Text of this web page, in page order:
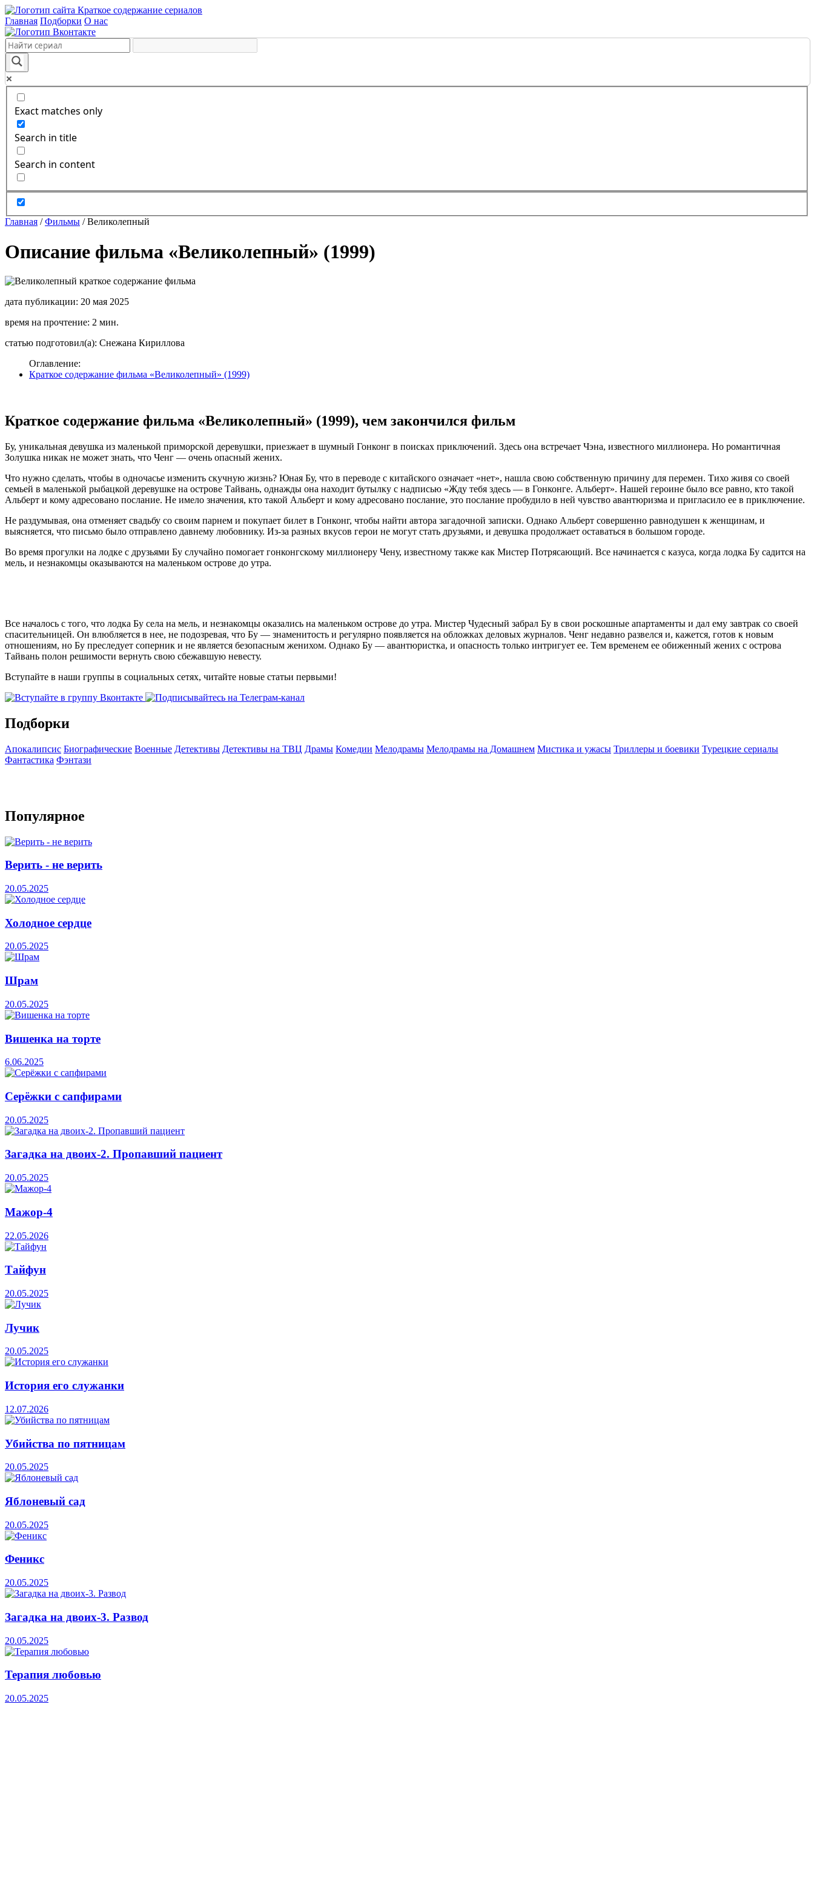
Краткое содержание сериалов
Главная Подборки О нас
Exact matches only
Search in title
Search in content
Главная /Фильмы /Великолепный
Описание фильма «Великолепный» (1999)
дата публикации: 20 мая 2025
время на прочтение: 2 мин.
статью подготовил(а): Снежана Кириллова
Оглавление:
Краткое содержание фильма «Великолепный» (1999)
Краткое содержание фильма «Великолепный» (1999), чем закончился фильм
Бу, уникальная девушка из маленькой приморской деревушки, приезжает в шумный Гонконг в поисках приключений. Здесь она встречает Чэна, известного миллионера. Но романтичная
Золушка никак не может знать, что Ченг — очень опасный жених.
Что нужно сделать, чтобы в одночасье изменить скучную жизнь? Юная Бу, что в переводе с китайского означает «нет», нашла свою собственную причину для перемен. Тихо живя со своей
семьей в маленькой рыбацкой деревушке на острове Тайвань, однажды она находит бутылку с надписью «Жду тебя здесь — в Гонконге. Альберт». Нашей героине было все равно, кто такой
Альберт и кому адресовано послание. Не имело значения, кто такой Альберт и кому адресовано послание, это послание пробудило в ней чувство авантюризма и пригласило ее в приключение.
Не раздумывая, она отменяет свадьбу со своим парнем и покупает билет в Гонконг, чтобы найти автора загадочной записки. Однако Альберт совершенно равнодушен к женщинам, и
выясняется, что письмо было отправлено давнему любовнику. Из-за разных вкусов герои не могут стать друзьями, и девушка продолжает оставаться в большом городе.
Во время прогулки на лодке с друзьями Бу случайно помогает гонконгскому миллионеру Чену, известному также как Мистер Потрясающий. Все начинается с казуса, когда лодка Бу садится на
мель, и незнакомцы оказываются на маленьком острове до утра.
Все началось с того, что лодка Бу села на мель, и незнакомцы оказались на маленьком острове до утра. Мистер Чудесный забрал Бу в свои роскошные апартаменты и дал ему завтрак со своей
спасительницей. Он влюбляется в нее, не подозревая, что Бу — знаменитость и регулярно появляется на обложках деловых журналов. Ченг недавно развелся и, кажется, готов к новым
отношениям, но Бу преследует соперник и не является безопасным женихом. Однако Бу — авантюристка, и опасность только интригует ее. Тем временем ее обиженный жених с острова
Тайвань полон решимости вернуть свою сбежавшую невесту.
Вступайте в наши группы в социальных сетях, читайте новые статьи первыми!
Подборки
Апокалипсис Биографические Военные Детективы Детективы на ТВЦ Драмы Комедии Мелодрамы Мелодрамы на Домашнем Мистика и ужасы Триллеры и боевики Турецкие сериалы
Фантастика Фэнтази
Популярное
Верить - не верить
20.05.2025
Холодное сердце
20.05.2025
Шрам
20.05.2025
Вишенка на торте
6.06.2025
Серёжки с сапфирами
20.05.2025
Загадка на двоих-2. Пропавший пациент
20.05.2025
Мажор-4
22.05.2026
Тайфун
20.05.2025
Лучик
20.05.2025
История его служанки
12.07.2026
Убийства по пятницам
20.05.2025
Яблоневый сад
20.05.2025
Феникс
20.05.2025
Загадка на двоих-3. Развод
20.05.2025
Терапия любовью
20.05.2025